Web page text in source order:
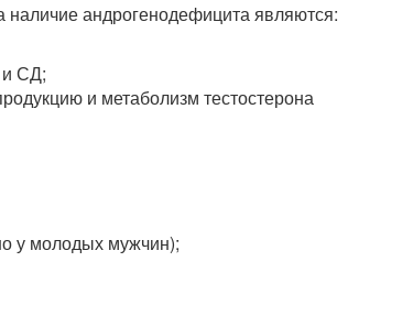
андрогенодефицита являются:
и СД;
и метаболизм тестостерона
у молодых мужчин);